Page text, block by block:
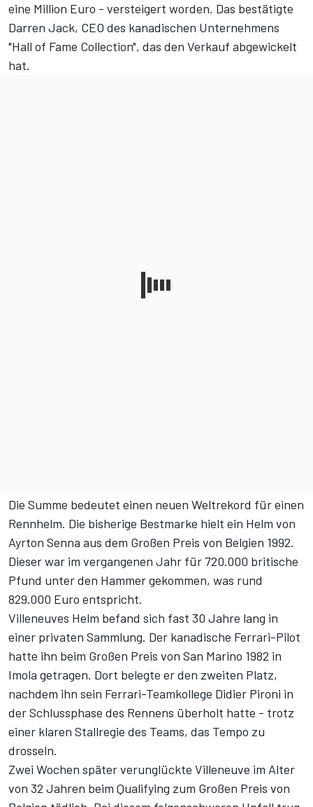
eine Million Euro - versteigert worden. Das bestätigte
Darren Jack, CEO des kanadischen Unternehmens
"Hall of Fame Collection", das den Verkauf abgewickelt
hat.
Die Summe bedeutet einen neuen Weltrekord für einen
Rennhelm. Die bisherige Bestmarke hielt ein Helm von
Ayrton Senna aus dem Großen Preis von Belgien 1992.
Dieser war im vergangenen Jahr für 720.000 britische
Pfund unter den Hammer gekommen, was rund
829.000 Euro entspricht.
Villeneuves Helm befand sich fast 30 Jahre lang in
einer privaten Sammlung. Der kanadische Ferrari-Pilot
hatte ihn beim Großen Preis von San Marino 1982 in
Imola getragen. Dort belegte er den zweiten Platz,
nachdem ihn sein Ferrari-Teamkollege Didier Pironi in
der Schlussphase des Rennens überholt hatte - trotz
einer klaren Stallregie des Teams, das Tempo zu
drosseln.
Zwei Wochen später verunglückte Villeneuve im Alter
von 32 Jahren beim Qualifying zum Großen Preis von